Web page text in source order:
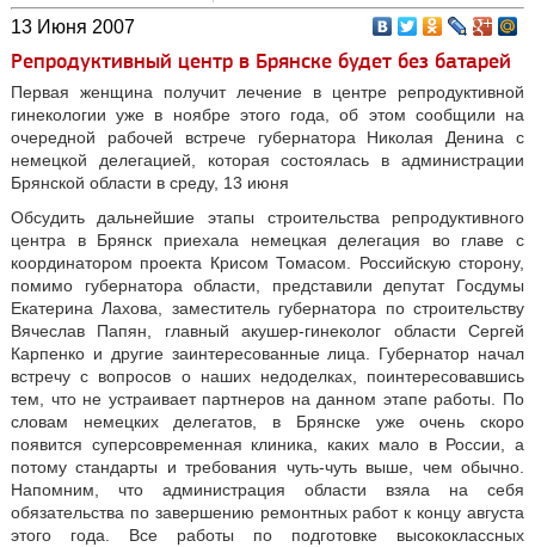
13 Июня 2007
Репродуктивный центр в Брянске будет без батарей
Первая женщина получит лечение в центре репродуктивной
гинекологии уже в ноябре этого года, об этом сообщили на
очередной рабочей встрече губернатора Николая Денина с
немецкой делегацией, которая состоялась в администрации
Брянской области в среду, 13 июня
Обсудить дальнейшие этапы строительства репродуктивного
центра в Брянск приехала немецкая делегация во главе с
координатором проекта Крисом Томасом. Российскую сторону,
помимо губернатора области, представили депутат Госдумы
Екатерина Лахова, заместитель губернатора по строительству
Вячеслав Папян, главный акушер-гинеколог области Сергей
Карпенко и другие заинтересованные лица. Губернатор начал
встречу с вопросов о наших недоделках, поинтересовавшись
тем, что не устраивает партнеров на данном этапе работы. По
словам немецких делегатов, в Брянске уже очень скоро
появится суперсовременная клиника, каких мало в России, а
потому стандарты и требования чуть-чуть выше, чем обычно.
Напомним, что администрация области взяла на себя
обязательства по завершению ремонтных работ к концу августа
этого года. Все работы по подготовке высококлассных